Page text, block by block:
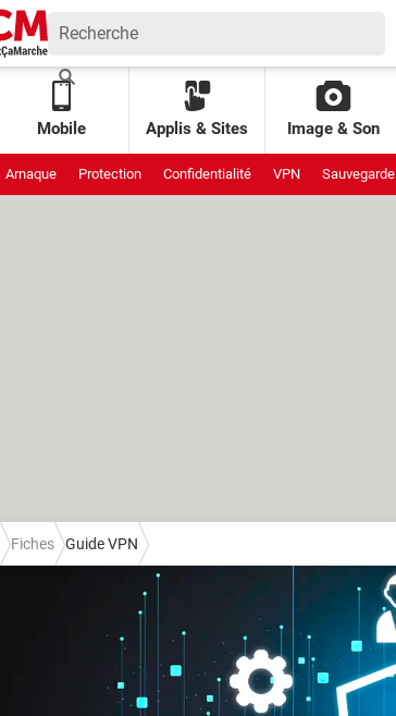
Mobile Applis & Sites Image & Son
Arnaque Protection Confidentialité VPN Sauvegarde
Fiches Guide VPN